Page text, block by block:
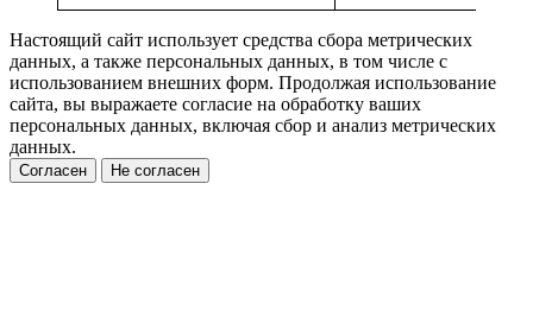
Настоящий сайт использует средства сбора метрических
данных, а также персональных данных, в том числе с
использованием внешних форм. Продолжая использование
сайта, вы выражаете согласие на обработку ваших
персональных данных, включая сбор и анализ метрических
данных.
Согласен Не согласен